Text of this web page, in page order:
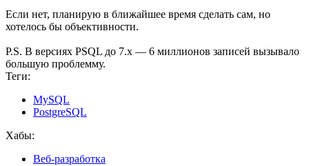
Если нет, планирую в ближайшее время сделать сам, но
хотелось бы объективности.
P.S. В версиях PSQL до 7.x — 6 миллионов записей вызывало
большую проблемму.
Теги:
MySQL
PostgreSQL
Хабы:
Веб-разработка